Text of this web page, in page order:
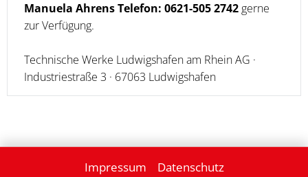
Manuela Ahrens Telefon: 0621-505 2742 gerne
zur Verfügung.
Technische Werke Ludwigshafen am Rhein AG ·
Industriestraße 3 · 67063 Ludwigshafen
Impressum Datenschutz